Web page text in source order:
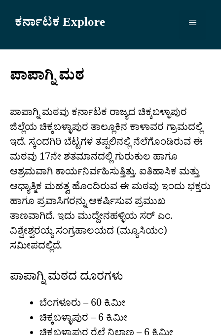
ಕರ್ನಾಟಕ Explore Menu
ಪಾಪಾಗ್ನಿ ಮಠ
ಪಾಪಾಗ್ನಿ ಮಠವು ಕರ್ನಾಟಕ ರಾಜ್ಯದ ಚಿಕ್ಕಬಳ್ಳಾಪುರ
ಜಿಲ್ಲೆಯ ಚಿಕ್ಕಬಳ್ಳಾಪುರ ತಾಲ್ಲೂಕಿನ ಕಾಳಾವರ ಗ್ರಾಮದಲ್ಲಿ
ಇದೆ. ಸ್ಕಂದಗಿರಿ ಬೆಟ್ಟಗಳ ತಪ್ಪಲಿನಲ್ಲಿ ನೆಲೆಗೊಂಡಿರುವ ಈ
ಮಠವು 17ನೇ ಶತಮಾನದಲ್ಲಿ ಗುರುಕುಲ ಹಾಗೂ
ಆಶ್ರಮವಾಗಿ ಕಾರ್ಯನಿರ್ವಹಿಸುತ್ತಿತ್ತು. ಐತಿಹಾಸಿಕ ಮತ್ತು
ಆಧ್ಯಾತ್ಮಿಕ ಮಹತ್ವ ಹೊಂದಿರುವ ಈ ಮಠವು ಇಂದು ಭಕ್ತರು
ಹಾಗೂ ಪ್ರವಾಸಿಗರನ್ನು ಆಕರ್ಷಿಸುವ ಪ್ರಮುಖ
ತಾಣವಾಗಿದೆ. ಇದು ಮುದ್ದೇನಹಳ್ಳಿಯ ಸರ್ ಎಂ.
ವಿಶ್ವೇಶ್ವರಯ್ಯ ಸಂಗ್ರಹಾಲಯದ (ಮ್ಯೂಸಿಯಂ)
ಸಮೀಪದಲ್ಲಿದೆ.
ಪಾಪಾಗ್ನಿ ಮಠದ ದೂರಗಳು
ಬೆಂಗಳೂರು – 60 ಕಿ.ಮೀ
ಚಿಕ್ಕಬಳ್ಳಾಪುರ – 6 ಕಿ.ಮೀ